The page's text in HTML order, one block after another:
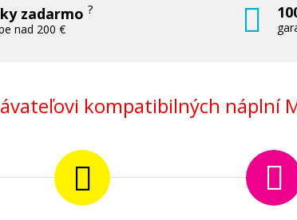
zadarmo?
nad 200 €
kompatibilných náplní